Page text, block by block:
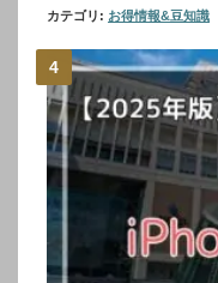
カテゴリ: お得情報&豆知識